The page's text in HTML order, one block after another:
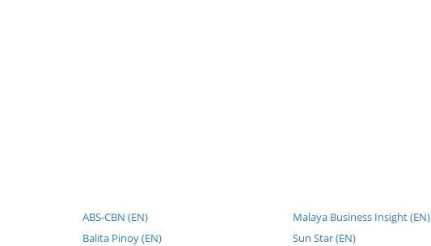
ABS-CBN (EN)
Balita Pinoy (EN)
Malaya Business Insight (EN)
Sun Star (EN)